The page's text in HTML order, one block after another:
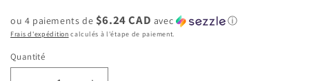
ou 4 paiements de $6.24 CAD avec ⓘ
Frais d'expédition calculés à l'étape de paiement.
Quantité